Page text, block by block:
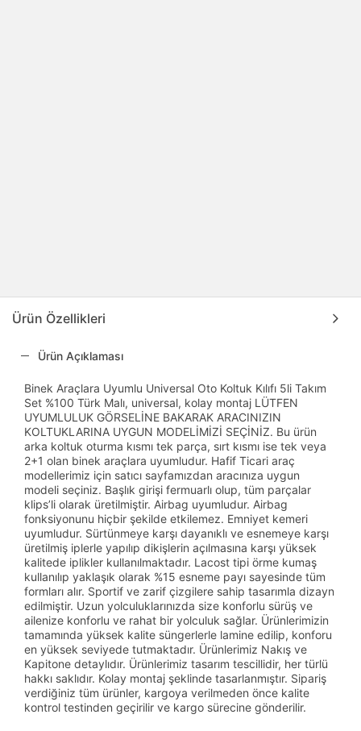
Ürün Özellikleri
Ürün Açıklaması
Binek Araçlara Uyumlu Universal Oto Koltuk Kılıfı 5li Takım
Set %100 Türk Malı, universal, kolay montaj LÜTFEN
UYUMLULUK GÖRSELİNE BAKARAK ARACINIZIN
KOLTUKLARINA UYGUN MODELİMİZİ SEÇİNİZ. Bu ürün
arka koltuk oturma kısmı tek parça, sırt kısmı ise tek veya
2+1 olan binek araçlara uyumludur. Hafif Ticari araç
modellerimiz için satıcı sayfamızdan aracınıza uygun
modeli seçiniz. Başlık girişi fermuarlı olup, tüm parçalar
klips’li olarak üretilmiştir. Airbag uyumludur. Airbag
fonksiyonunu hiçbir şekilde etkilemez. Emniyet kemeri
uyumludur. Sürtünmeye karşı dayanıklı ve esnemeye karşı
üretilmiş iplerle yapılıp dikişlerin açılmasına karşı yüksek
kalitede iplikler kullanılmaktadır. Lacost tipi örme kumaş
kullanılıp yaklaşık olarak %15 esneme payı sayesinde tüm
formları alır. Sportif ve zarif çizgilere sahip tasarımla dizayn
edilmiştir. Uzun yolculuklarınızda size konforlu sürüş ve
ailenize konforlu ve rahat bir yolculuk sağlar. Ürünlerimizin
tamamında yüksek kalite süngerlerle lamine edilip, konforu
en yüksek seviyede tutmaktadır. Ürünlerimiz Nakış ve
Kapitone detaylıdır. Ürünlerimiz tasarım tescillidir, her türlü
hakkı saklıdır. Kolay montaj şeklinde tasarlanmıştır. Sipariş
verdiğiniz tüm ürünler, kargoya verilmeden önce kalite
kontrol testinden geçirilir ve kargo sürecine gönderilir.